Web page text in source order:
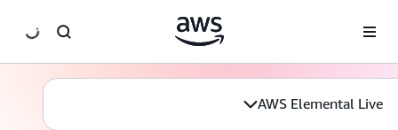
AWS Elemental Live